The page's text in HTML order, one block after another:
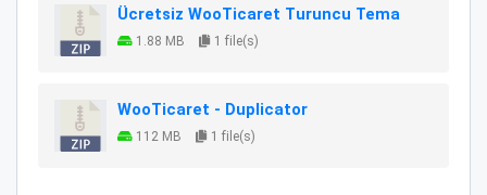
Ücretsiz WooTicaret Turuncu Tema
1.88 MB 1 file(s)
WooTicaret - Duplicator
112 MB 1 file(s)